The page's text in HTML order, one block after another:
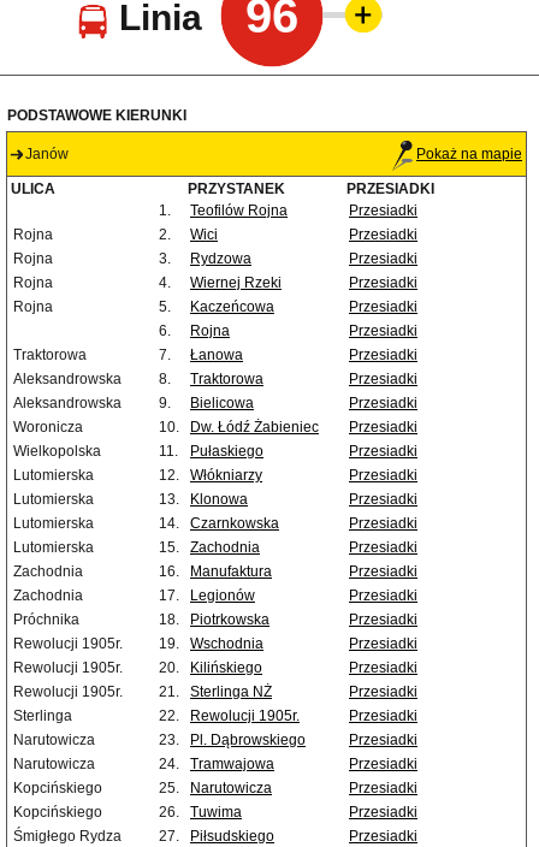
Linia 96
PODSTAWOWE KIERUNKI
Janów Pokaż na mapie
ULICA PRZYSTANEK
PRZESIADKI
1.
Teofilów Rojna
Przesiadki
Rojna
2. Wici
Przesiadki
Rojna
3. Rydzowa
Przesiadki
Rojna
4. Wiernej Rzeki
Przesiadki
Rojna
5. Kaczeńcowa
Przesiadki
6.
Rojna
Przesiadki
Traktorowa
7. Łanowa
Przesiadki
Aleksandrowska
8. Traktorowa
Przesiadki
Aleksandrowska
9. Bielicowa
Przesiadki
Woronicza
10. Dw. Łódź Żabieniec
Przesiadki
Wielkopolska
11. Pułaskiego
Przesiadki
Lutomierska
12. Włókniarzy
Przesiadki
Lutomierska
13. Klonowa
Przesiadki
Lutomierska
14. Czarnkowska
Przesiadki
Lutomierska
15. Zachodnia
Przesiadki
Zachodnia
16. Manufaktura
Przesiadki
Zachodnia
17. Legionów
Przesiadki
Próchnika
18. Piotrkowska
Przesiadki
Rewolucji 1905r.
19. Wschodnia
Przesiadki
Rewolucji 1905r.
20. Kilińskiego
Przesiadki
Rewolucji 1905r.
21. Sterlinga NŻ
Przesiadki
Sterlinga
22. Rewolucji 1905r.
Przesiadki
Narutowicza
23. Pl. Dąbrowskiego
Przesiadki
Narutowicza
24. Tramwajowa
Przesiadki
Kopcińskiego
25. Narutowicza
Przesiadki
Kopcińskiego
26. Tuwima
Przesiadki
Śmigłego Rydza
27. Piłsudskiego
Przesiadki